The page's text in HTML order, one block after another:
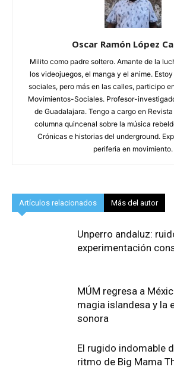
Oscar Ramón López
Milito como padre soltero. Amante de la
los videojuegos, el manga y el anime.
sociales, pero más en las calles, participo
Movimientos-Sociales. Profesor-
de Guadalajara. Tengo a cargo en
columna quincenal sobre la música
Crónicas e historias del underground.
periferia en movimiento.
Artículos relacionados Más del autor
Unperro andaluz:
experimentación
MÚM regresa a
magia islandesa y la
sonora
El rugido indomable
ritmo de Big Mama